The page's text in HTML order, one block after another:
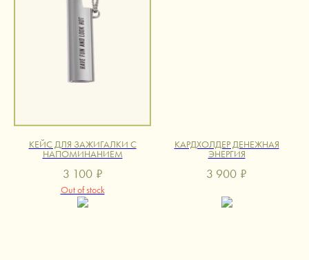
КЕЙС ДЛЯ ЗАЖИГАЛКИ С
НАПОМИНАНИЕМ
3 100 ₽
Out of stock
КАРДХОЛДЕР ДЕНЕЖНАЯ
ЭНЕРГИЯ
3 900 ₽